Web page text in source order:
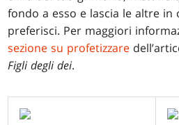
fondo a esso e lascia le altre
preferisci. Per maggiori
sezione su profetizzare
Figli degli dei.